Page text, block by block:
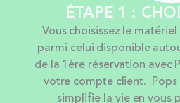
ÉTAPE 1 :
Vous choisissez le
parmi celui disponible
de la 1ère réservation avec
votre compte client. Pops
simplifie la vie en vous